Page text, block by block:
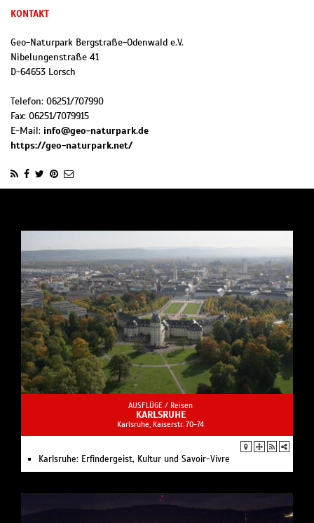
KONTAKT
Geo-Naturpark Bergstraße-Odenwald e.V.
Nibelungenstraße 41
D-64653 Lorsch
Telefon: 06251/707990
Fax: 06251/7079915
E-Mail: info@geo-naturpark.de
https://geo-naturpark.net/
AUSFLÜGE / Reisen
KARLSRUHE
Karlsruhe, Kaiserstr. 70-74
Karlsruhe: Erfindergeist, Kultur und Savoir-Vivre